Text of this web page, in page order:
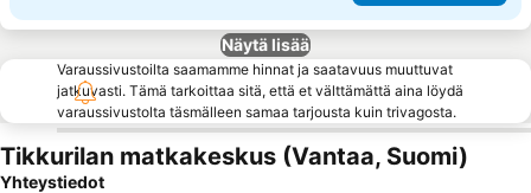
Näytä lisää
Varaussivustoilta saamamme hinnat ja saatavuus muuttuvat
jatkuvasti. Tämä tarkoittaa sitä, että et välttämättä aina löydä
varaussivustolta täsmälleen samaa tarjousta kuin trivagosta.
Tikkurilan matkakeskus (Vantaa, Suomi)
Yhteystiedot